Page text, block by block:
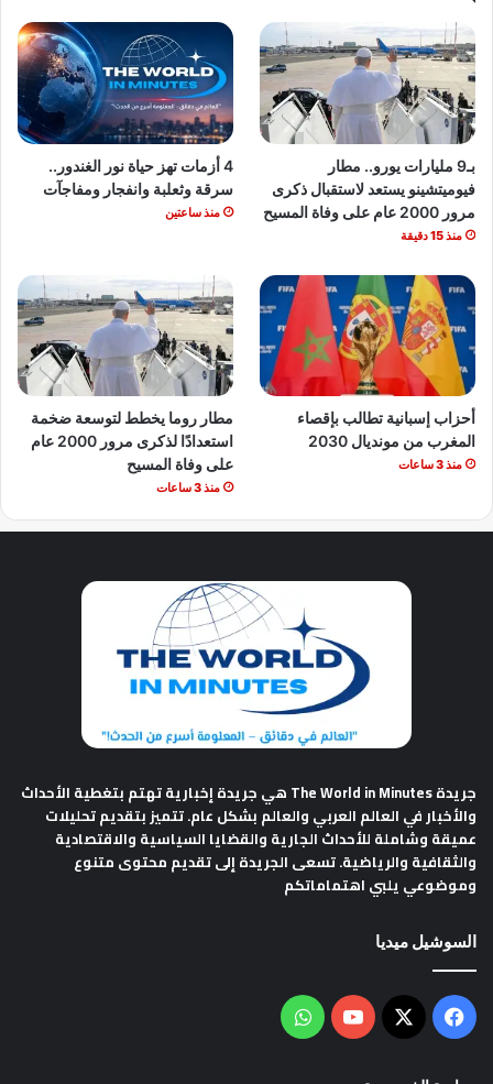
مطار
لاستقبال ذكرى
4 أزمات تهز حياة نور الغندور..
سرقة وثعلبة وانفجار ومفاجآت
منذ ساعتين
بإقصاء
2030
مطار روما يخطط لتوسعة ضخمة
استعدادًا لذكرى مرور 2000 عام
هي جريدة إخبارية تهتم بتغطية الأحداث
العربي والعالم بشكل عام. تتميز بتقديم تحليلات
الجارية والقضايا السياسية والاقتصادية
تسعى الجريدة إلى تقديم محتوى متنوع
‫YouTube
واتساب